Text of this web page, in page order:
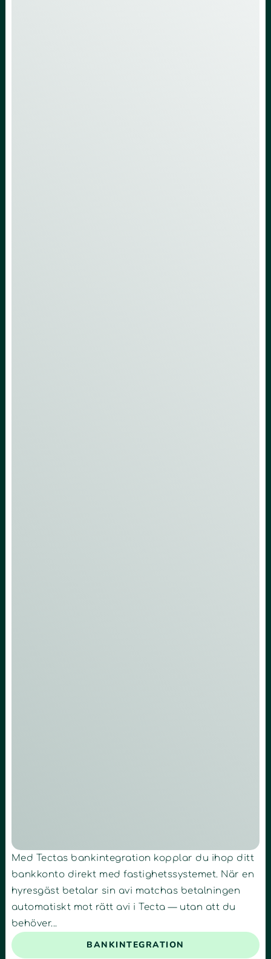
Med Tectas bankintegration kopplar du ihop ditt
bankkonto direkt med fastighetssystemet. När en
hyresgäst betalar sin avi matchas betalningen
automatiskt mot rätt avi i Tecta — utan att du
behöver...
BANKINTEGRATION